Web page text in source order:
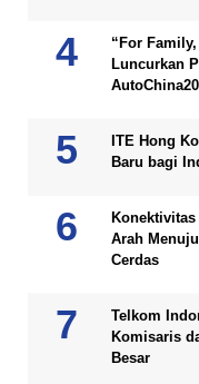
“For
Luncurkan
ITE Hong
Baru bagi
Arah
Cerdas
Telkom
Komisaris
Besar